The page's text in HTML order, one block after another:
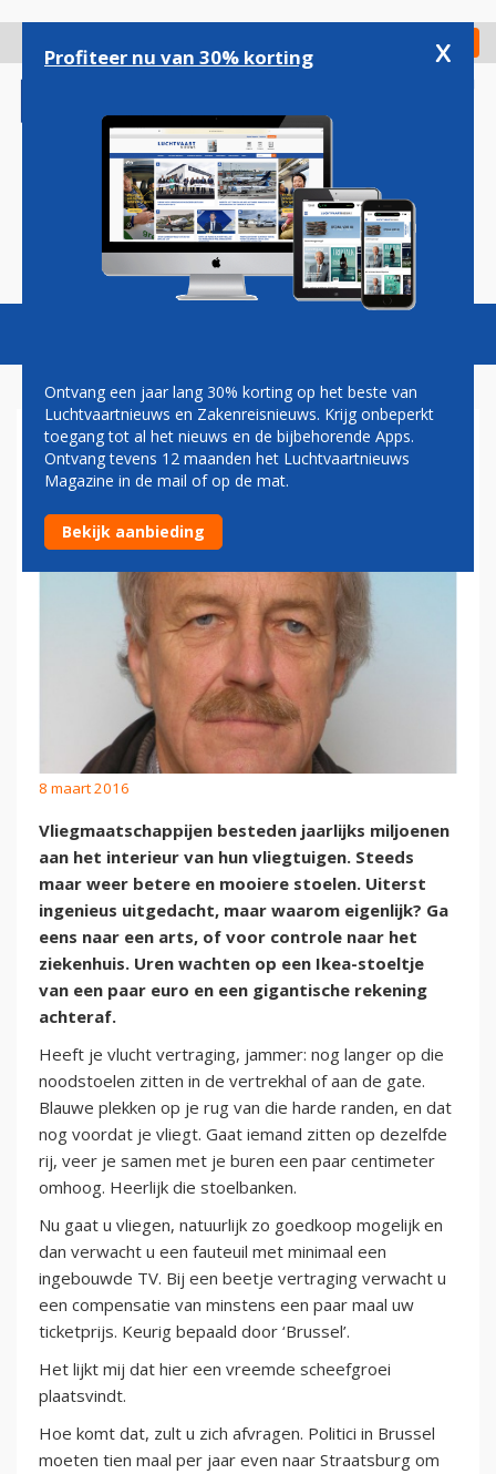
gaan
Check in
Magazine Podcasts Vacatures
PAUL GROVE: VERTRAGING,
HET STOELTJE EN DE ARTS
8 maart 2016
Vliegmaatschappijen besteden jaarlijks miljoenen
aan het interieur van hun vliegtuigen. Steeds
maar weer betere en mooiere stoelen. Uiterst
ingenieus uitgedacht, maar waarom eigenlijk? Ga
eens naar een arts, of voor controle naar het
ziekenhuis. Uren wachten op een Ikea-stoeltje
van een paar euro en een gigantische rekening
achteraf.
Heeft je vlucht vertraging, jammer: nog langer op die
noodstoelen zitten in de vertrekhal of aan de gate.
Blauwe plekken op je rug van die harde randen, en dat
nog voordat je vliegt. Gaat iemand zitten op dezelfde
rij, veer je samen met je buren een paar centimeter
omhoog. Heerlijk die stoelbanken.
Nu gaat u vliegen, natuurlijk zo goedkoop mogelijk en
dan verwacht u een fauteuil met minimaal een
ingebouwde TV. Bij een beetje vertraging verwacht u
een compensatie van minstens een paar maal uw
ticketprijs. Keurig bepaald door ‘Brussel’.
Het lijkt mij dat hier een vreemde scheefgroei
plaatsvindt.
Hoe komt dat, zult u zich afvragen. Politici in Brussel
moeten tien maal per jaar even naar Straatsburg om
Profiteer nu van 30% korting x
Ontvang een jaar lang 30% korting op het beste van
Luchtvaartnieuws en Zakenreisnieuws. Krijg onbeperkt
toegang tot al het nieuws en de bijbehorende Apps.
Ontvang tevens 12 maanden het Luchtvaartnieuws
Magazine in de mail of op de mat.
Bekijk aanbieding